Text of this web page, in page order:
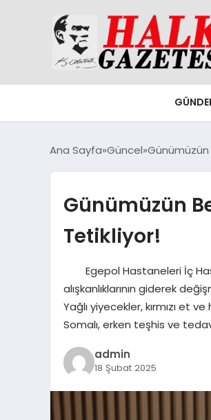
Ana Sayfa Güncel Günümüzün
Günümüzün
Tetikliyor!
Egepol Hastaneleri İç
alışkanlıklarının giderek
Yağlı yiyecekler, kırmızı et
Somalı, erken teşhis ve
admin
18 Şubat 2025